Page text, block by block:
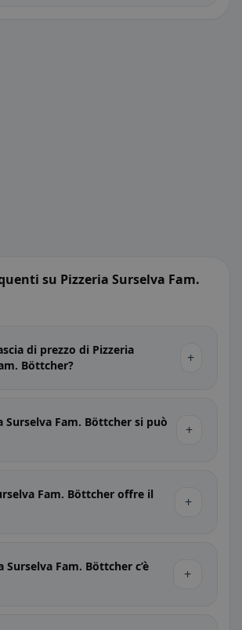
su Pizzeria Surselva Fam.
di prezzo di Pizzeria
Böttcher?
+
Surselva Fam. Böttcher si può
+
Fam. Böttcher offre il
+
Surselva Fam. Böttcher c’è
+